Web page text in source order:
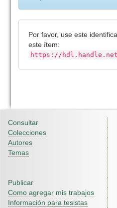
Por favor, use este
este ítem:
https://hdl.handle.net/
Consultar
Colecciones
Autores
Temas
Publicar
Como agregar mis trabajos
Información para tesistas